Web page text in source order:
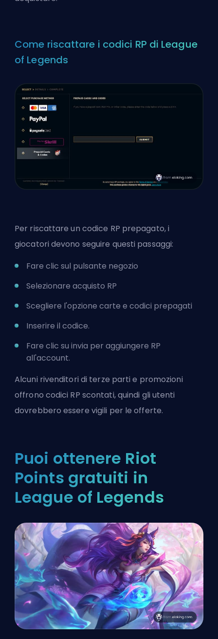
Come riscattare i codici RP di League
of Legends
Per riscattare un codice RP prepagato, i
giocatori devono seguire questi passaggi:
Fare clic sul pulsante negozio
Selezionare acquisto RP
Scegliere l'opzione carte e codici prepagati
Inserire il codice.
Fare clic su invia per aggiungere RP
all'account.
Alcuni rivenditori di terze parti e promozioni
offrono codici RP scontati, quindi gli utenti
dovrebbero essere vigili per le offerte.
Puoi ottenere Riot
Points gratuiti in
League of Legends